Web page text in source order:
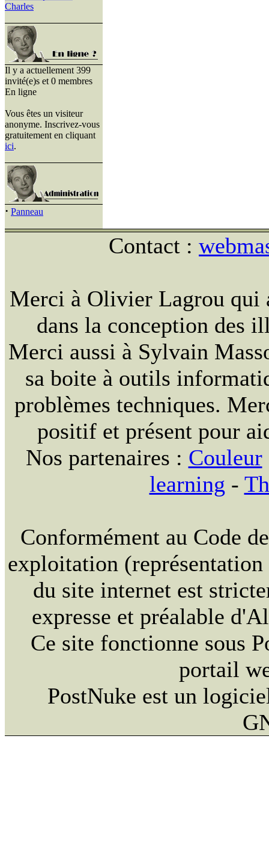
Charles
Il y a actuellement 399
invité(e)s et 0 membres
En ligne
Vous êtes un visiteur
anonyme. Inscrivez-vous
gratuitement en cliquant
ici.
· Panneau
Contact :
Merci à Olivier Lagrou qui
dans la conception des
Merci aussi à Sylvain
sa boite à outils
problèmes techniques.
positif et présent pour
Nos partenaires : Couleur
learning -
Conformément au Code
exploitation
du site internet est
expresse et préalable
Ce site fonctionne sous
portail
PostNuke est un